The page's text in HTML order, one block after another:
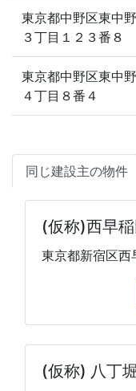
東京都中野区東中野
３丁目１２３番８
東京都中野区東中野
４丁目８番４
同じ建設主の物件
(仮称)西早
東京都新宿区
(仮称) 八丁